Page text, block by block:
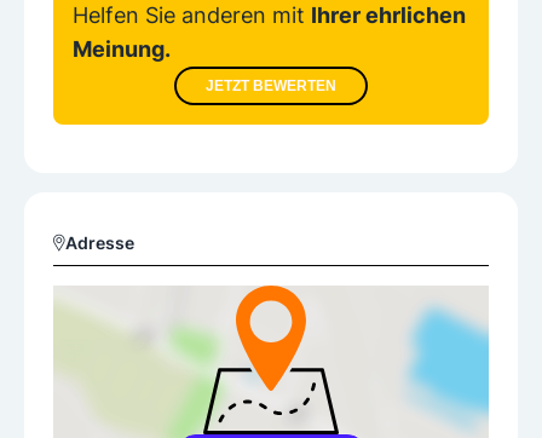
Helfen Sie anderen mit Ihrer ehrlichen
Meinung.
JETZT BEWERTEN
Adresse